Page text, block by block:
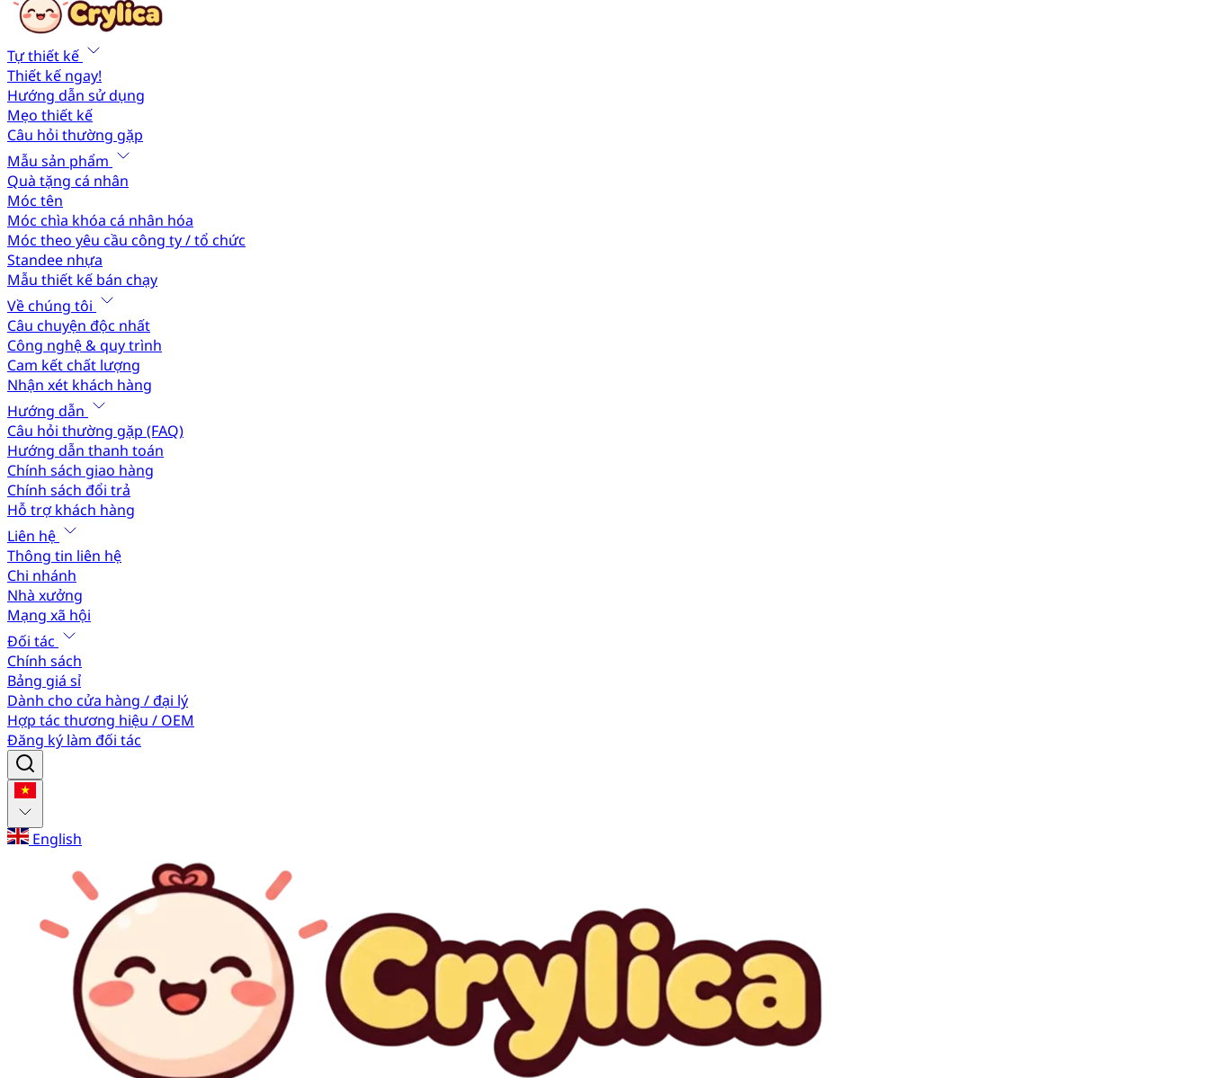
Tự thiết kế
Thiết kế ngay!
Hướng dẫn sử dụng
Mẹo thiết kế
Câu hỏi thường gặp
Mẫu sản phẩm
Quà tặng cá nhân
Móc tên
Móc chìa khóa cá nhân hóa
Móc theo yêu cầu công ty / tổ chức
Standee nhựa
Mẫu thiết kế bán chạy
Về chúng tôi
Câu chuyện độc nhất
Công nghệ & quy trình
Cam kết chất lượng
Nhận xét khách hàng
Hướng dẫn
Câu hỏi thường gặp (FAQ)
Hướng dẫn thanh toán
Chính sách giao hàng
Chính sách đổi trả
Hỗ trợ khách hàng
Liên hệ
Thông tin liên hệ
Chi nhánh
Nhà xưởng
Mạng xã hội
Đối tác
Chính sách
Bảng giá sỉ
Dành cho cửa hàng / đại lý
Hợp tác thương hiệu / OEM
Đăng ký làm đối tác
English